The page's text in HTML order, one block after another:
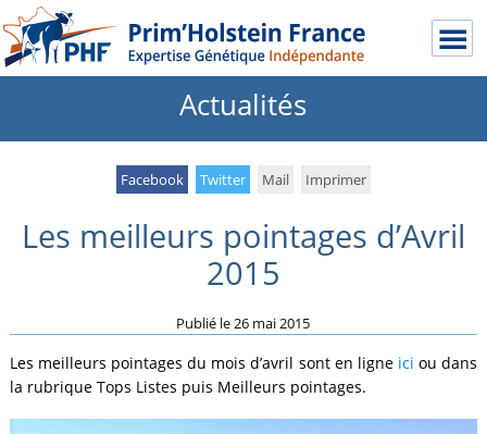
Actualités
Facebook Twitter Mail Imprimer
Les meilleurs pointages d’Avril
2015
Publié le26 mai 2015
Les meilleurs pointages du mois d’avril sont en ligne ici ou dans
la rubrique Tops Listes puis Meilleurs pointages.